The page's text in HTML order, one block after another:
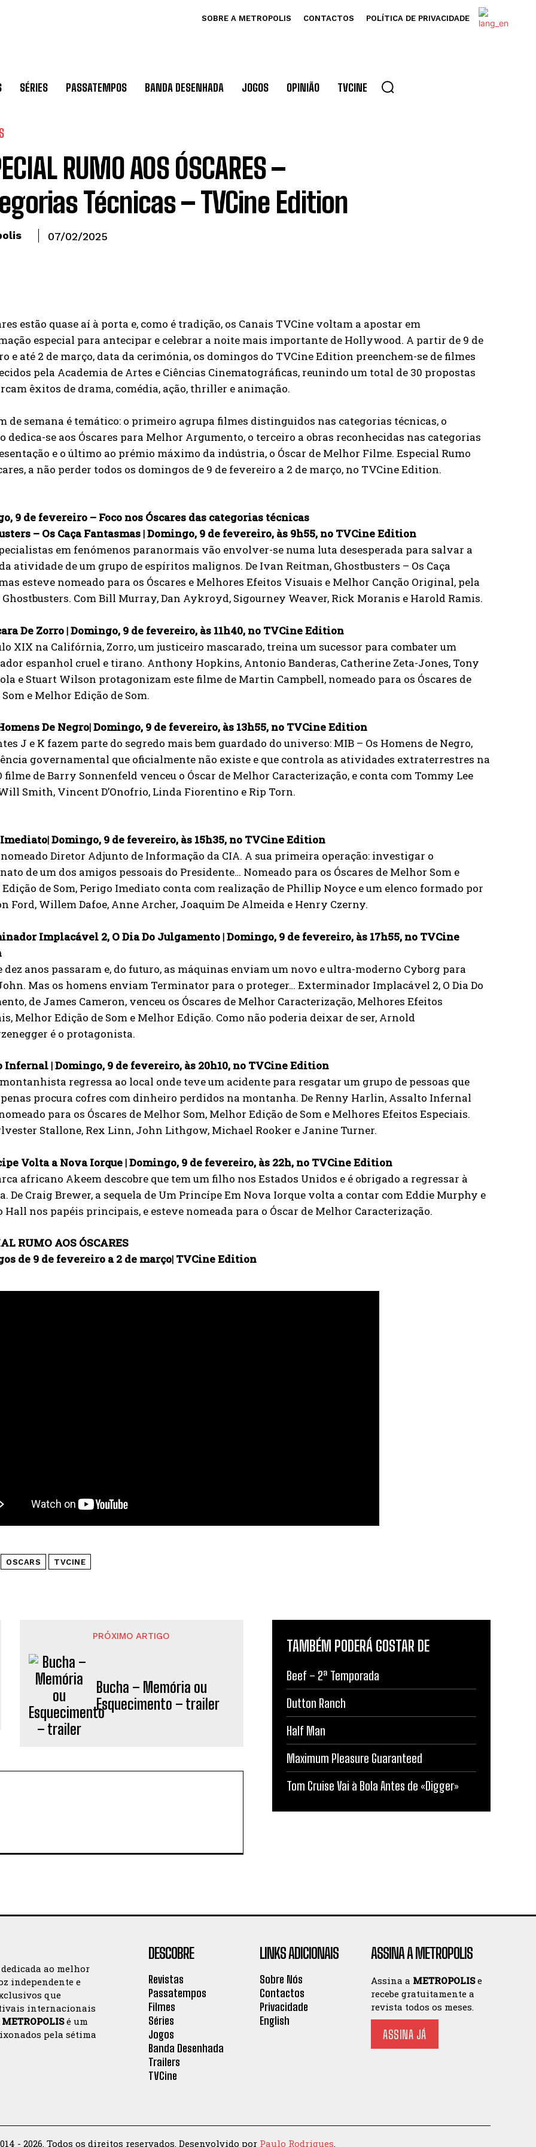
SOBRE A METROPOLIS CONTACTOS POLÍTICA DE PRIVACIDADE
SÉRIES PASSATEMPOS BANDA DESENHADA JOGOS OPINIÃO TVCINE
RUMO AOS ÓSCARES –
Técnicas – TVCine Edition
07/02/2025
estão quase aí à porta e, como é tradição, os Canais TVCine voltam a apostar em
especial para antecipar e celebrar a noite mais importante de Hollywood. A partir de 9 de
e até 2 de março, data da cerimónia, os domingos do TVCine Edition preenchem-se de filmes
pela Academia de Artes e Ciências Cinematográficas, reunindo um total de 30 propostas
êxitos de drama, comédia, ação, thriller e animação.
de semana é temático: o primeiro agrupa filmes distinguidos nas categorias técnicas, o
dedica-se aos Óscares para Melhor Argumento, o terceiro a obras reconhecidas nas categorias
e o último ao prémio máximo da indústria, o Óscar de Melhor Filme. Especial Rumo
a não perder todos os domingos de 9 de fevereiro a 2 de março, no TVCine Edition.
9 de fevereiro – Foco nos Óscares das categorias técnicas
– Os Caça Fantasmas | Domingo, 9 de fevereiro, às 9h55, no TVCine Edition
em fenómenos paranormais vão envolver-se numa luta desesperada para salvar a
atividade de um grupo de espíritos malignos. De Ivan Reitman, Ghostbusters – Os Caça
esteve nomeado para os Óscares e Melhores Efeitos Visuais e Melhor Canção Original, pela
Com Bill Murray, Dan Aykroyd, Sigourney Weaver, Rick Moranis e Harold Ramis.
De Zorro | Domingo, 9 de fevereiro, às 11h40, no TVCine Edition
XIX na Califórnia, Zorro, um justiceiro mascarado, treina um sucessor para combater um
espanhol cruel e tirano. Anthony Hopkins, Antonio Banderas, Catherine Zeta-Jones, Tony
e Stuart Wilson protagonizam este filme de Martin Campbell, nomeado para os Óscares de
e Melhor Edição de Som.
De Negro| Domingo, 9 de fevereiro, às 13h55, no TVCine Edition
J e K fazem parte do segredo mais bem guardado do universo: MIB – Os Homens de Negro,
governamental que oficialmente não existe e que controla as atividades extraterrestres na
filme de Barry Sonnenfeld venceu o Óscar de Melhor Caracterização, e conta com Tommy Lee
Smith, Vincent D’Onofrio, Linda Fiorentino e Rip Torn.
Domingo, 9 de fevereiro, às 15h35, no TVCine Edition
Diretor Adjunto de Informação da CIA. A sua primeira operação: investigar o
de um dos amigos pessoais do Presidente… Nomeado para os Óscares de Melhor Som e
de Som, Perigo Imediato conta com realização de Phillip Noyce e um elenco formado por
Ford, Willem Dafoe, Anne Archer, Joaquim De Almeida e Henry Czerny.
Implacável 2, O Dia Do Julgamento | Domingo, 9 de fevereiro, às 17h55, no TVCine
dez anos passaram e, do futuro, as máquinas enviam um novo e ultra-moderno Cyborg para
Mas os homens enviam Terminator para o proteger… Exterminador Implacável 2, O Dia Do
de James Cameron, venceu os Óscares de Melhor Caracterização, Melhores Efeitos
Melhor Edição de Som e Melhor Edição. Como não poderia deixar de ser, Arnold
é o protagonista.
Infernal | Domingo, 9 de fevereiro, às 20h10, no TVCine Edition
regressa ao local onde teve um acidente para resgatar um grupo de pessoas que
procura cofres com dinheiro perdidos na montanha. De Renny Harlin, Assalto Infernal
para os Óscares de Melhor Som, Melhor Edição de Som e Melhores Efeitos Especiais.
Stallone, Rex Linn, John Lithgow, Michael Rooker e Janine Turner.
Volta a Nova Iorque | Domingo, 9 de fevereiro, às 22h, no TVCine Edition
africano Akeem descobre que tem um filho nos Estados Unidos e é obrigado a regressar à
De Craig Brewer, a sequela de Um Princípe Em Nova Iorque volta a contar com Eddie Murphy e
Hall nos papéis principais, e esteve nomeada para o Óscar de Melhor Caracterização.
RUMO AOS ÓSCARES
de 9 de fevereiro a 2 de março| TVCine Edition
OSCARS TVCINE
PRÓXIMO ARTIGO
Bucha – Memória ou
Esquecimento – trailer
TAMBÉM PODERÁ GOSTAR DE
Beef – 2ª Temporada
Dutton Ranch
Half Man
Maximum Pleasure Guaranteed
Tom Cruise Vai à Bola Antes de «Digger»
ao melhor
independente e
que
internacionais
METROPOLISé um
pela sétima
DESCOBRE
Revistas
Passatempos
Filmes
Séries
Jogos
Banda Desenhada
Trailers
TVCine
LINKS ADICIONAIS
Sobre Nós
Contactos
Privacidade
English
ASSINA A METROPOLIS
Assina a METROPOLISe
recebe gratuitamente a
revista todos os meses.
ASSINA JÁ
- 2026. Todos os direitos reservados. Desenvolvido por Paulo Rodrigues.